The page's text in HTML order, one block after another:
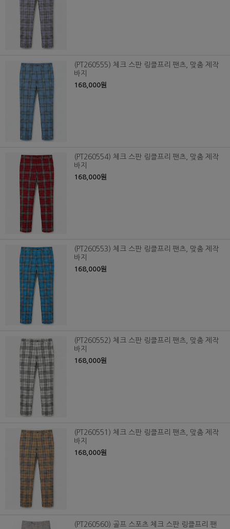
(PT260555) 체크 스판 링클프리 팬츠, 맞춤 제작
바지
168,000원
(PT260554) 체크 스판 링클프리 팬츠, 맞춤 제작
바지
168,000원
(PT260553) 체크 스판 링클프리 팬츠, 맞춤 제작
바지
168,000원
(PT260552) 체크 스판 링클프리 팬츠, 맞춤 제작
바지
168,000원
(PT260551) 체크 스판 링클프리 팬츠, 맞춤 제작
바지
168,000원
(PT260560) 골프 스포츠 체크 스판 링클프리 팬